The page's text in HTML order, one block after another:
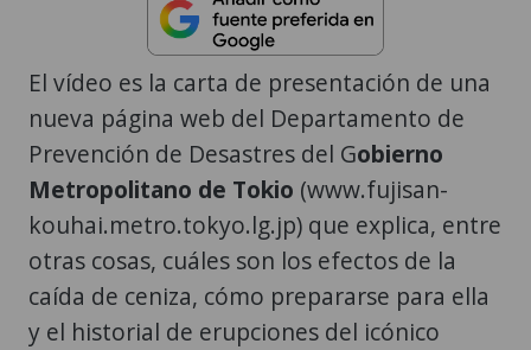
El vídeo es la carta de presentación de una
nueva página web del Departamento de
Prevención de Desastres del Gobierno
Metropolitano de Tokio (www.fujisan-
kouhai.metro.tokyo.lg.jp) que explica, entre
otras cosas, cuáles son los efectos de la
caída de ceniza, cómo prepararse para ella
y el historial de erupciones del icónico